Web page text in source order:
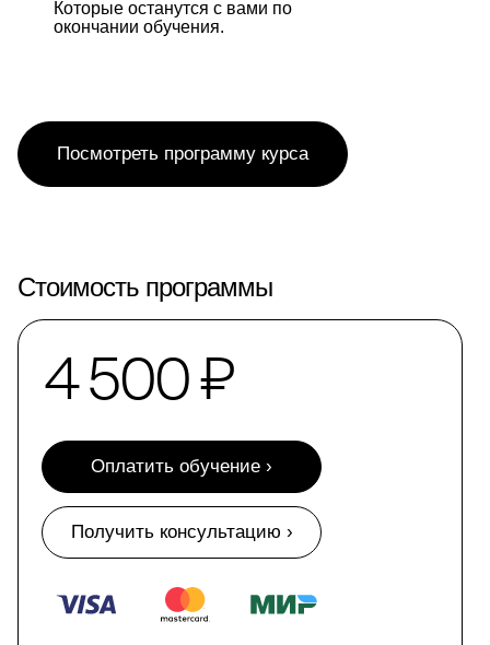
Которые останутся с вами по
окончании обучения.
Посмотреть программу курса
Стоимость программы
4 500 ₽
Оплатить обучение ›
Получить консультацию ›